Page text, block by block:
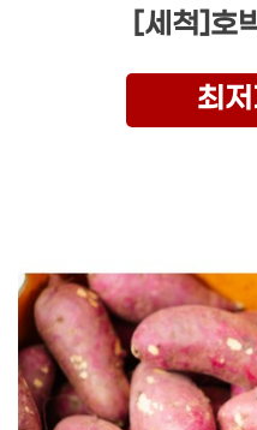
[세척]호
최저